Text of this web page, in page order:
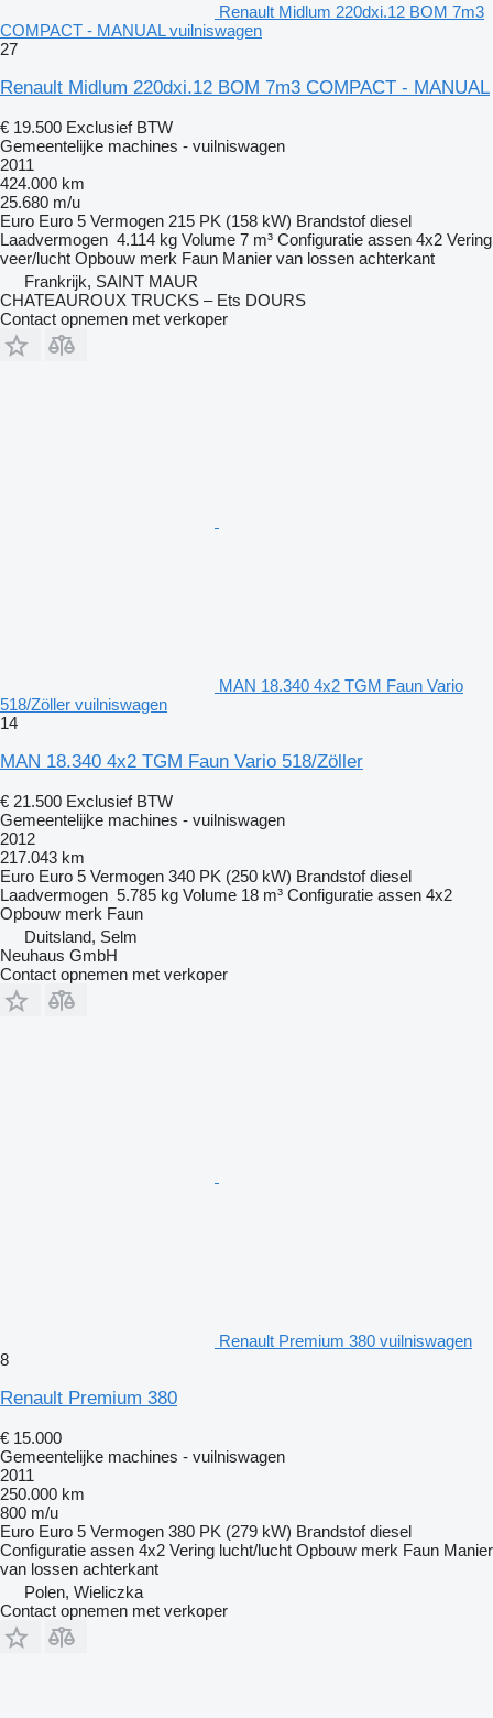
Renault Midlum 220dxi.12 BOM 7m3
COMPACT - MANUAL vuilniswagen
27
Renault Midlum 220dxi.12 BOM 7m3 COMPACT - MANUAL
€ 19.500 Exclusief BTW
Gemeentelijke machines - vuilniswagen
2011
424.000 km
25.680 m/u
Euro Euro 5 Vermogen 215 PK (158 kW) Brandstof diesel
Laadvermogen 4.114 kg Volume 7 m³ Configuratie assen 4x2 Vering
veer/lucht Opbouw merk Faun Manier van lossen achterkant
Frankrijk, SAINT MAUR
CHATEAUROUX TRUCKS – Ets DOURS
Contact opnemen met verkoper
MAN 18.340 4x2 TGM Faun Vario
518/Zöller vuilniswagen
14
MAN 18.340 4x2 TGM Faun Vario 518/Zöller
€ 21.500 Exclusief BTW
Gemeentelijke machines - vuilniswagen
2012
217.043 km
Euro Euro 5 Vermogen 340 PK (250 kW) Brandstof diesel
Laadvermogen 5.785 kg Volume 18 m³ Configuratie assen 4x2
Opbouw merk Faun
Duitsland, Selm
Neuhaus GmbH
Contact opnemen met verkoper
Renault Premium 380 vuilniswagen
8
Renault Premium 380
€ 15.000
Gemeentelijke machines - vuilniswagen
2011
250.000 km
800 m/u
Euro Euro 5 Vermogen 380 PK (279 kW) Brandstof diesel
Configuratie assen 4x2 Vering lucht/lucht Opbouw merk Faun Manier
van lossen achterkant
Polen, Wieliczka
Contact opnemen met verkoper